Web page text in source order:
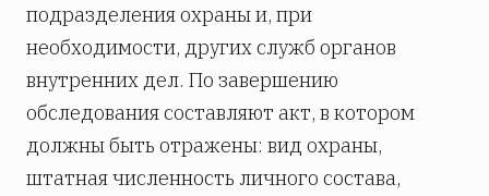
подразделения охраны и, при
необходимости, других служб органов
внутренних дел. По завершению
обследования составляют акт, в котором
должны быть отражены: вид охраны,
штатная численность личного состава,